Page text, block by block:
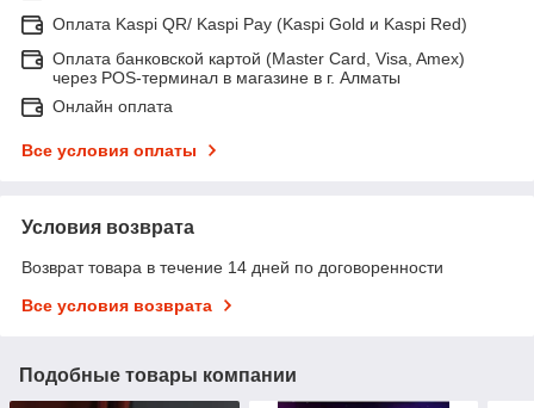
Оплата Kaspi QR/ Kaspi Pay (Kaspi Gold и Kaspi Red)
Оплата банковской картой (Master Card, Visa, Amex)
через POS-терминал в магазине в г. Алматы
Онлайн оплата
Все условия оплаты
Условия возврата
Возврат товара в течение 14 дней по договоренности
Все условия возврата
Подобные товары компании